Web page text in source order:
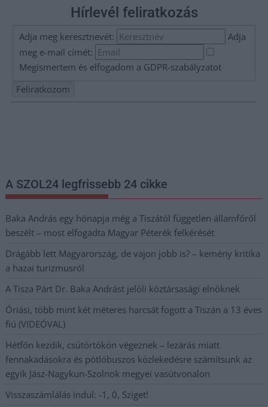
Hírlevél feliratkozás
Adja meg keresztnevét:
Adja
meg e-mail címét:
Megismertem és elfogadom a GDPR-szabályzatot
A SZOL24 legfrissebb 24 cikke
Baka András egy hónapja még a Tiszától független államfőről
beszélt – most elfogadta Magyar Péterék felkérését
Drágább lett Magyarország, de vajon jobb is? – kemény kritika
a hazai turizmusról
A Tisza Párt Dr. Baka Andrást jelöli köztársasági elnöknek
Óriási, több mint két méteres harcsát fogott a Tiszán a 13 éves
fiú (VIDEÓVAL)
Hétfőn kezdik, csütörtökön végeznek – lezárás miatt
fennakadásokra és pótlóbuszos közlekedésre számítsunk az
egyik Jász-Nagykun-Szolnok megyei vasútvonalon
Visszaszámlálás indul: -1, 0, Sziget!